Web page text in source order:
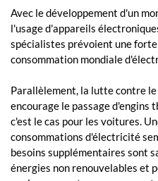
Avec le développement d'un
l'usage d'appareils
spécialistes prévoient une
consommation mondiale
Parallèlement, la lutte contre
encourage le passage d'engins
c'est le cas pour les voitures.
consommations d'électricité
besoins supplémentaires sont
énergies non renouvelables et